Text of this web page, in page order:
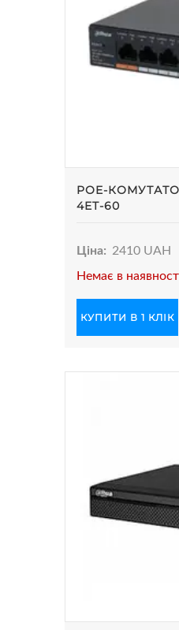
POE-
4ET-60
Ціна: 2410 UAH
Немає в
КУПИТИ В 1 КЛІК